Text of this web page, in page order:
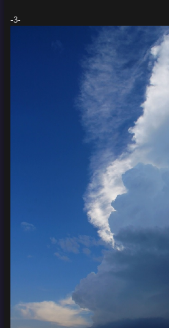
-3-